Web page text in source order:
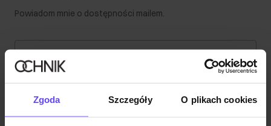
Zgoda Szczegóły O plikach cookies
Powiadom mnie o dostępności mailem.
Powiadom o dostępności